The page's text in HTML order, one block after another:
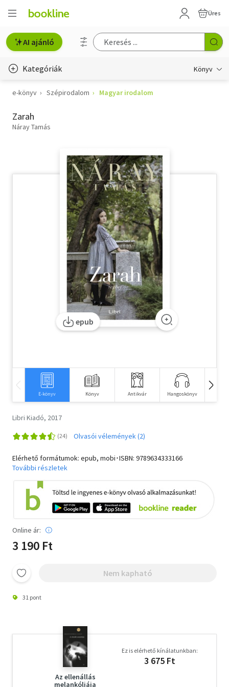
Üres
AI ajánló
Kategóriák Könyv
Életmód, egészség
Erotika
Hobbi, szabadidő
Szótár, nyelvkönyv
Tankönyv, segédkönyv
Társadalomtudomány
Természettudomány
e-könyv Szépirodalom Magyar irodalom
Zarah
Náray Tamás
epub
E-könyv Könyv Antikvár Hangoskönyv
Libri Kiadó, 2017
Olvasói vélemények (2)
Elérhető formátumok: epub, mobi･ISBN: 9789634333166
További részletek
Online ár:
3 190 Ft
Nem kapható
31 pont
Az ellenállás
melankóliája
Ez is elérhető kínálatunkban:
3 675 Ft